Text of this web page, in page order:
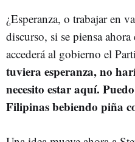
¿Esperanza, o trabajar en
discurso, si se piensa
accederá al gobierno el
tuviera esperanza, no
necesito estar aquí.
Filipinas bebiendo piña